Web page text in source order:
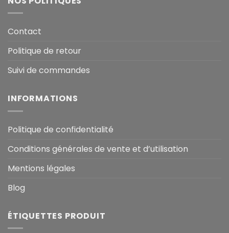
Contact
Politique de retour
Suivi de commandes
INFORMATIONS
Politique de confidentialité
Conditions générales de vente et d’utilisation
Mentions légales
Blog
ÉTIQUETTES PRODUIT